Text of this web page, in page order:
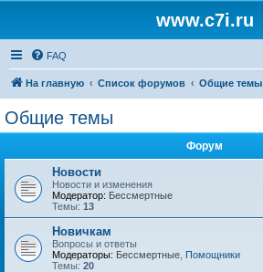
www.c7i.ru
FAQ
На главную Список форумов Общие темы
Общие темы
Форум
Новости
Новости и изменения
Модератор: Бессмертные
Темы: 13
Новичкам
Вопросы и ответы
Модераторы: Бессмертные Помощники
Темы: 20